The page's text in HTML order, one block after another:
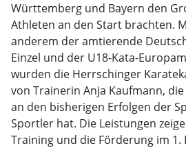
Württemberg und Bayern den
Athleten an den Start brachten.
anderem der amtierende
Einzel und der U18-Kata-
wurden die Herrschinger
von Trainerin Anja Kaufmann,
an den bisherigen Erfolgen der
Sportler hat. Die Leistungen
Training und die Förderung im 1.